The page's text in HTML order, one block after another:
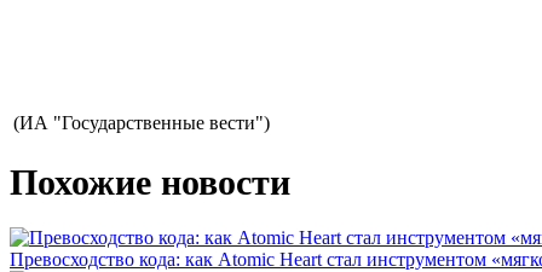
(ИА "Государственные вести")
Похожие новости
Превосходство кода: как Atomic Heart стал инструментом